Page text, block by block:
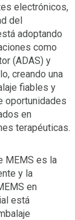
electrónicos,
del
adoptando
como
(ADAS) y
creando una
fiables y
oportunidades
en
terapéuticas.
MEMS es la
y la
en
está